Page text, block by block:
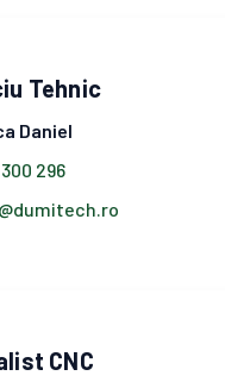
Tehnic
Daniel
296
CNC